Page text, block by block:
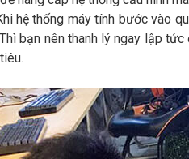
hệ thống máy tính bước vào
bạn nên thanh lý ngay lập